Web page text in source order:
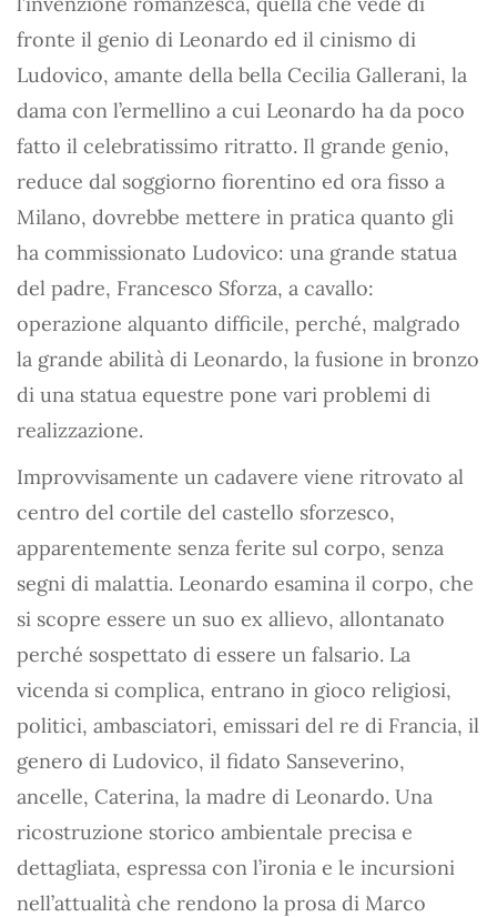
fronte il genio di Leonardo ed il cinismo di
Ludovico, amante della bella Cecilia Gallerani, la
dama con l’ermellino a cui Leonardo ha da poco
fatto il celebratissimo ritratto. Il grande genio,
reduce dal soggiorno fiorentino ed ora fisso a
Milano, dovrebbe mettere in pratica quanto gli
ha commissionato Ludovico: una grande statua
del padre, Francesco Sforza, a cavallo:
operazione alquanto difficile, perché, malgrado
la grande abilità di Leonardo, la fusione in bronzo
di una statua equestre pone vari problemi di
realizzazione.
Improvvisamente un cadavere viene ritrovato al
centro del cortile del castello sforzesco,
apparentemente senza ferite sul corpo, senza
segni di malattia. Leonardo esamina il corpo, che
si scopre essere un suo ex allievo, allontanato
perché sospettato di essere un falsario. La
vicenda si complica, entrano in gioco religiosi,
politici, ambasciatori, emissari del re di Francia, il
genero di Ludovico, il fidato Sanseverino,
ancelle, Caterina, la madre di Leonardo. Una
ricostruzione storico ambientale precisa e
dettagliata, espressa con l’ironia e le incursioni
nell’attualità che rendono la prosa di Marco